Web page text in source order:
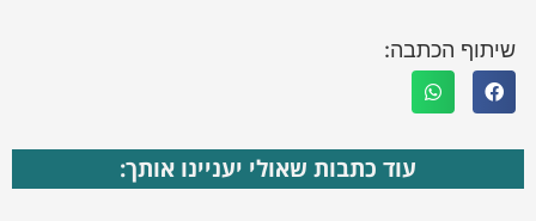
שיתוף הכתבה:
עוד כתבות שאולי יעניינו אותך: